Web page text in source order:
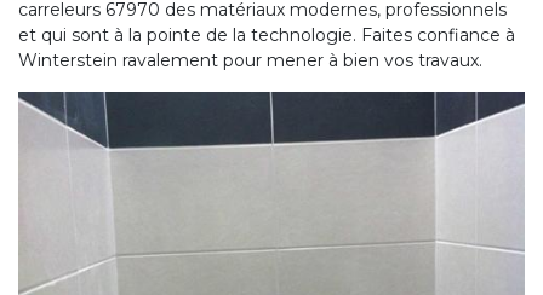
carreleurs 67970 des matériaux modernes, professionnels
et qui sont à la pointe de la technologie. Faites confiance à
Winterstein ravalement pour mener à bien vos travaux.